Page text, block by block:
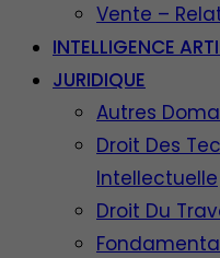
Vente –
INTELLIGENCE
JURIDIQUE
Autres
Droit Des
Intellectuelle
Droit Du